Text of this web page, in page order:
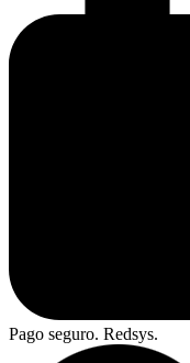
Pago seguro. Redsys.